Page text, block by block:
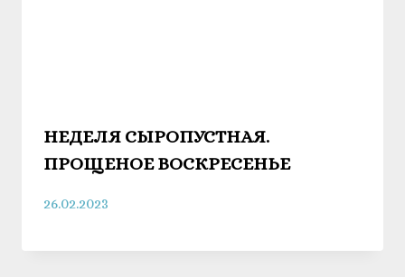
НЕДЕЛЯ СЫРОПУСТНАЯ.
ПРОЩЕНОЕ ВОСКРЕСЕНЬЕ
26.02.2023